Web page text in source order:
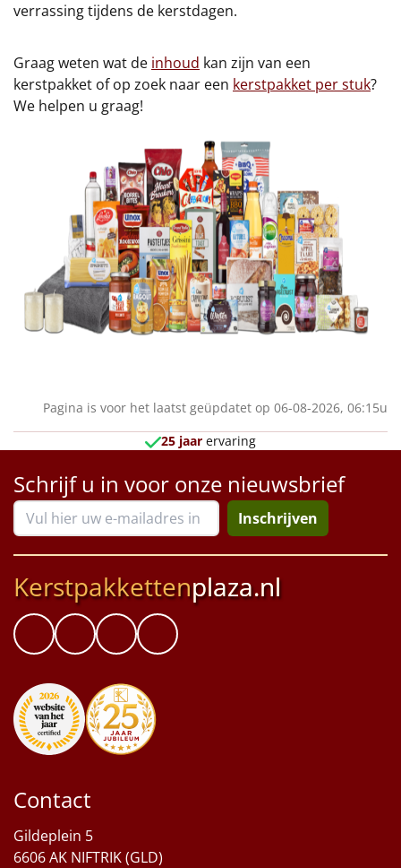
verrassing tijdens de kerstdagen.
Graag weten wat de inhoud kan zijn van een
kerstpakket of op zoek naar een kerstpakket per stuk?
We helpen u graag!
Pagina is voor het laatst geüpdatet op 06-08-2026, 06:15u
25 jaar ervaring
Schrijf u in voor onze nieuwsbrief
Inschrijven
Kerstpakkettenplaza.nl
Contact
Gildeplein 5
6606 AK NIFTRIK (GLD)